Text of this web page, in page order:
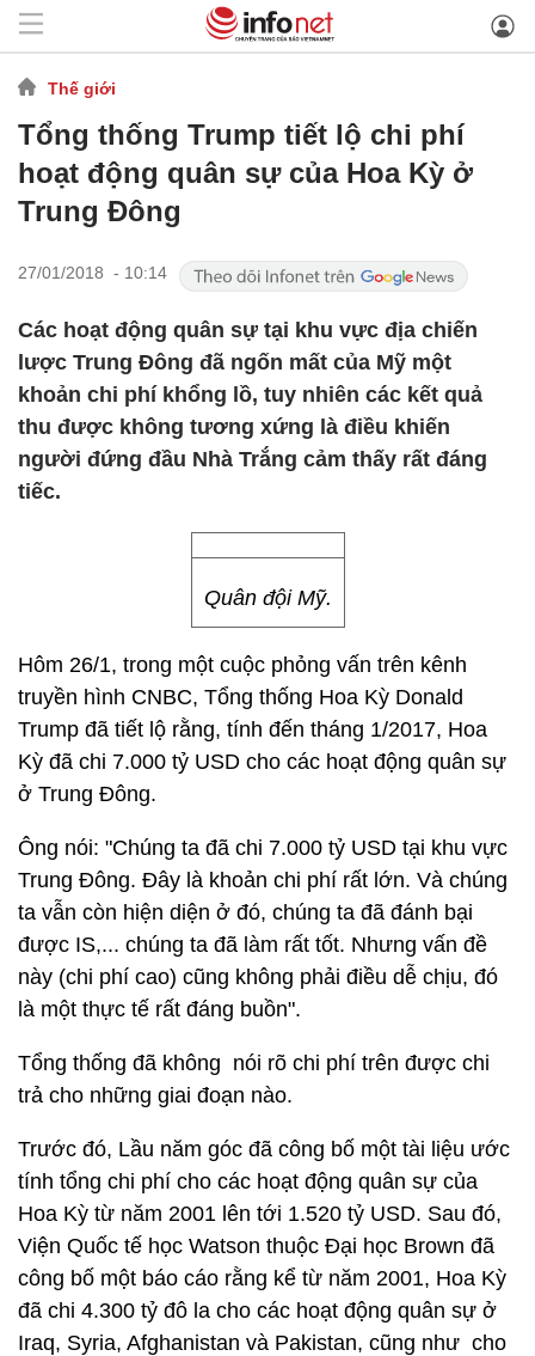
Thế giới
Tổng thống Trump tiết lộ chi phí
hoạt động quân sự của Hoa Kỳ ở
Trung Đông
27/01/2018 - 10:14
Các hoạt động quân sự tại khu vực địa chiến
lược Trung Đông đã ngốn mất của Mỹ một
khoản chi phí khổng lồ, tuy nhiên các kết quả
thu được không tương xứng là điều khiến
người đứng đầu Nhà Trắng cảm thấy rất đáng
tiếc.
Quân đội Mỹ.
Hôm 26/1, trong một cuộc phỏng vấn trên kênh
truyền hình CNBC, Tổng thống Hoa Kỳ Donald
Trump đã tiết lộ rằng, tính đến tháng 1/2017, Hoa
Kỳ đã chi 7.000 tỷ USD cho các hoạt động quân sự
ở Trung Đông.
Ông nói: "Chúng ta đã chi 7.000 tỷ USD tại khu vực
Trung Đông. Đây là khoản chi phí rất lớn. Và chúng
ta vẫn còn hiện diện ở đó, chúng ta đã đánh bại
được IS,... chúng ta đã làm rất tốt. Nhưng vấn đề
này (chi phí cao) cũng không phải điều dễ chịu, đó
là một thực tế rất đáng buồn".
Tổng thống đã không nói rõ chi phí trên được chi
trả cho những giai đoạn nào.
Trước đó, Lầu năm góc đã công bố một tài liệu ước
tính tổng chi phí cho các hoạt động quân sự của
Hoa Kỳ từ năm 2001 lên tới 1.520 tỷ USD. Sau đó,
Viện Quốc tế học Watson thuộc Đại học Brown đã
công bố một báo cáo rằng kể từ năm 2001, Hoa Kỳ
đã chi 4.300 tỷ đô la cho các hoạt động quân sự ở
Iraq, Syria, Afghanistan và Pakistan, cũng như cho